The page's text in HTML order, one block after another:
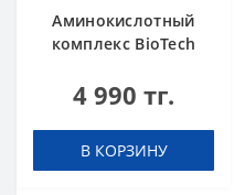
Аминокислотный
комплекс BioTech
mg Effervescent
таблеток (шипучка)
4 990 тг.
В КОРЗИНУ